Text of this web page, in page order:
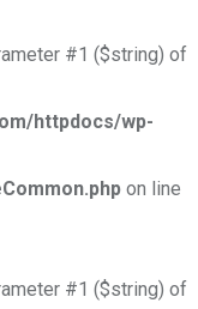
#1 ($string) of
httpdocs/wp-
on line
#1 ($string) of